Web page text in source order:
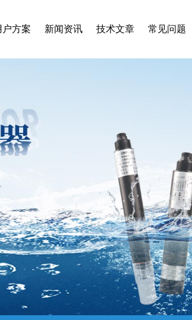
户方案 新闻资讯 技术文章 常见问题